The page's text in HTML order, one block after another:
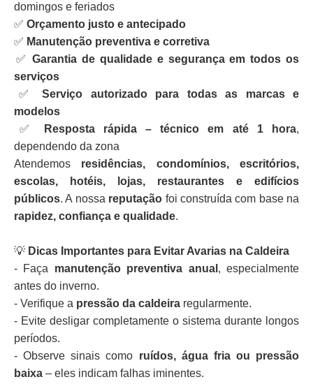
domingos e feriados
✅ Orçamento justo e antecipado
✅ Manutenção preventiva e corretiva
✅Garantia de qualidade e segurança em todos os
serviços
✅Serviço autorizado para todas as marcas e
modelos
✅
Resposta rápida – técnico em até 1 hora,
dependendo da zona
Atendemos residências, condomínios, escritórios,
escolas, hotéis, lojas, restaurantes e edifícios
públicos. A nossa reputação foi construída com base na
rapidez, confiança e qualidade.
💡 Dicas Importantes para Evitar Avarias na Caldeira
- Faça manutenção preventiva anual , especialmente
antes do inverno.
- Verifique a pressão da caldeira regularmente.
- Evite desligar completamente o sistema durante longos
períodos.
- Observe sinais como ruídos, água fria ou pressão
baixa – eles indicam falhas iminentes.